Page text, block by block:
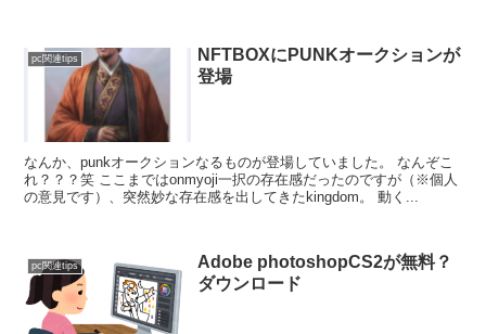
pc関連tips
NFTBOXにPUNKオークションが
登場
なんか、punkオークションなるものが登場していました。 なんぞこ
れ？？？笑 ここまではonmyoji一択の存在感だったのですが（※個人
の意見です）、突然妙な存在感を出してきたkingdom。 動く...
pc関連tips
Adobe photoshopCS2が無料？
ダウンロード